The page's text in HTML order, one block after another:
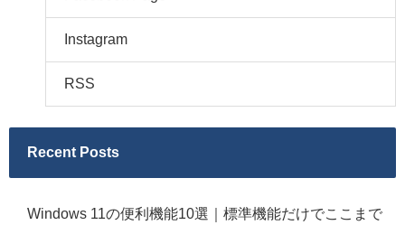
Instagram
RSS
Recent Posts
Windows 11の便利機能10選｜標準機能だけでここまで